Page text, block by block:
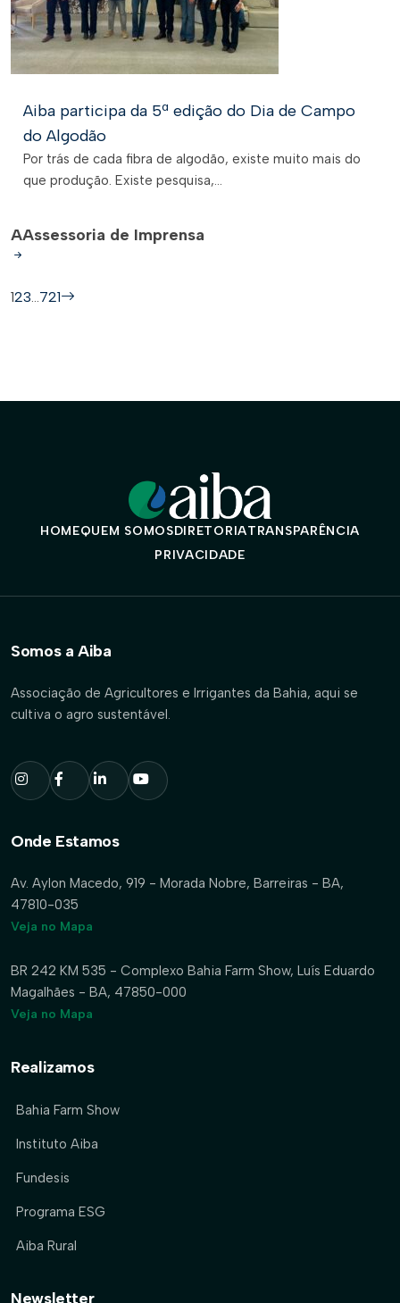
Aiba participa da 5ª edição do Dia de Campo
do Algodão
Por trás de cada fibra de algodão, existe muito mais do
que produção. Existe pesquisa,...
AAssessoria de Imprensa
123…721
HOMEQUEM SOMOSDIRETORIATRANSPARÊNCIA
PRIVACIDADE
Somos a Aiba
Associação de Agricultores e Irrigantes da Bahia, aqui se
cultiva o agro sustentável.
Onde Estamos
Av. Aylon Macedo, 919 - Morada Nobre, Barreiras - BA,
47810-035
Veja no Mapa
BR 242 KM 535 - Complexo Bahia Farm Show, Luís Eduardo
Magalhães - BA, 47850-000
Veja no Mapa
Realizamos
Bahia Farm Show
Instituto Aiba
Fundesis
Programa ESG
Aiba Rural
Newsletter